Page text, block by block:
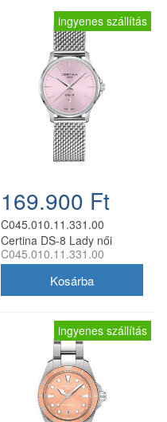
ingyenes szállítás
169.900 Ft
C045.010.11.331.00
Certina DS-8 Lady női
analóg karóra
C045.010.11.331.00
ingyenes szállítás